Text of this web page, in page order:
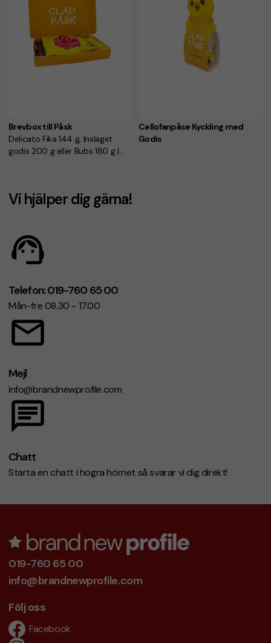
Brevbox till Påsk
Delicato Fika 144 g, Inslaget
godis 200 g eller Bubs 180 g |
Cellofanpåse Kyckling med
Godis
Vi hjälper dig gärna!
Telefon: 019-760 65 00
Mån-fre 08.30 - 17.00
Mejl
info@brandnewprofile.com
Chatt
Starta en chatt i högra hörnet så svarar vi dig direkt!
019-760 65 00
info@brandnewprofile.com
Följ oss
Facebook